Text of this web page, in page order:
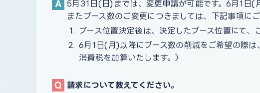
5月31日(日)までは、変更申請が可能です。6月1日(
またブース数のご変更につきましては、下記事項に
ブース位置決定後は、決定したブース位置にて、
6月1日(月)以降にブース数の削減をご希望の際
消費税を加算いたします。）
請求について教えてください。